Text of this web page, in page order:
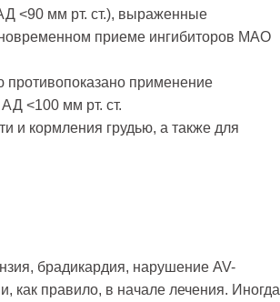
<90 мм рт. ст.), выраженные
приеме ингибиторов МАО
противопоказано применение
<100 мм рт. ст.
и кормления грудью, а также для
брадикардия, нарушение AV-
как правило, в начале лечения. Иногда